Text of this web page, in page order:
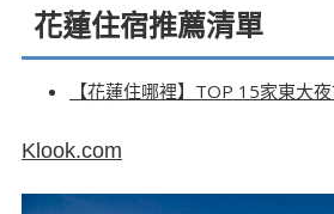
花蓮住宿推薦清單
【花蓮住哪裡】TOP 15家東大
Klook.com